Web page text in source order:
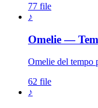
77 file
♪
Omelie —
Omelie del tempo
62 file
♪